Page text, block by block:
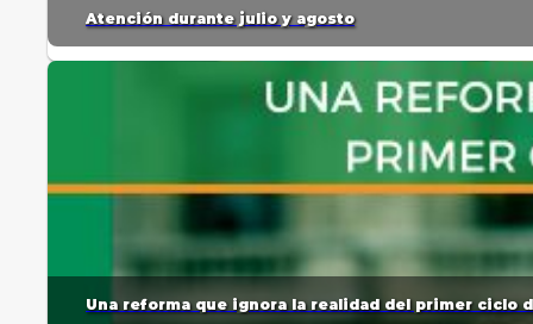
Atención durante julio y agosto
Una reforma que ignora la realidad del primer ciclo